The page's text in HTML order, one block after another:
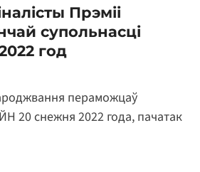
Прэміі
супольнасці
год
пераможцаў
20 снежня 2022 года, пачатак